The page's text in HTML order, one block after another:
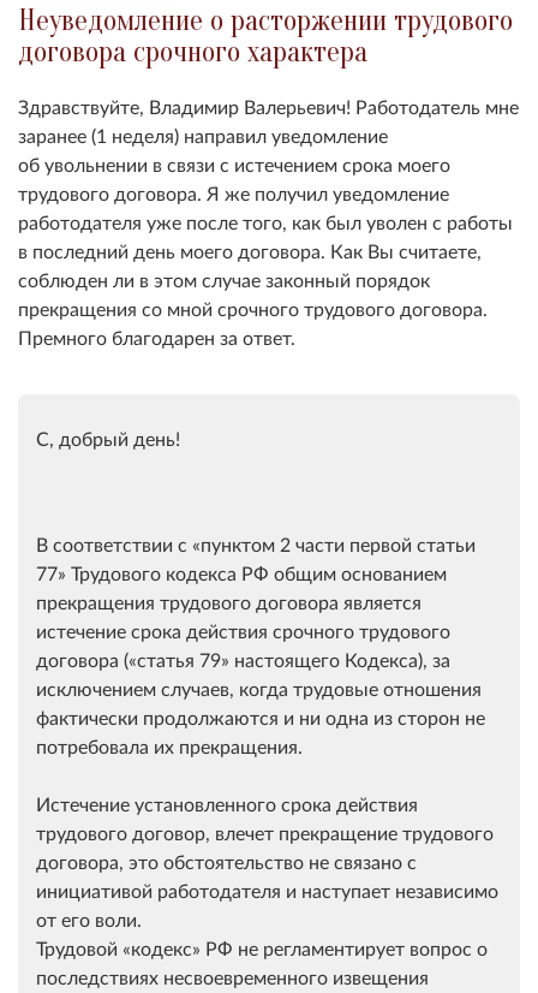
Неуведомление о расторжении трудового
договора срочного характера
Здравствуйте, Владимир Валерьевич! Работодатель мне
заранее (1 неделя) направил уведомление
об увольнении в связи с истечением срока моего
трудового договора. Я же получил уведомление
работодателя уже после того, как был уволен с работы
в последний день моего договора. Как Вы считаете,
соблюден ли в этом случае законный порядок
прекращения со мной срочного трудового договора.
Премного благодарен за ответ.
С, добрый день!
В соответствии с
пунктом 2 части первой статьи
77 Трудового кодекса РФ общим основанием
прекращения трудового договора является
истечение срока действия срочного трудового
договора ( статья 79
настоящего Кодекса), за
исключением случаев, когда трудовые отношения
фактически продолжаются и ни одна из сторон не
потребовала их прекращения.
Истечение установленного срока действия
трудового договор, влечет прекращение трудового
договора, это обстоятельство не связано с
инициативой работодателя и наступает независимо
от его воли.
Трудовой
кодекс
РФ не регламентирует вопрос о
последствиях несвоевременного извещения